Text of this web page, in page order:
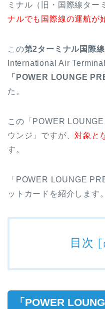
ミナル（旧・国際線ター
ナルでも国際線の運航が
この第2ターミナル国際
International Air
「POWER LOUNGE
た。
この「POWER
ウンジ」ですが、対象と
す。
「POWER LOUNGE
ットカードを紹介します。
目次 [
「POWER